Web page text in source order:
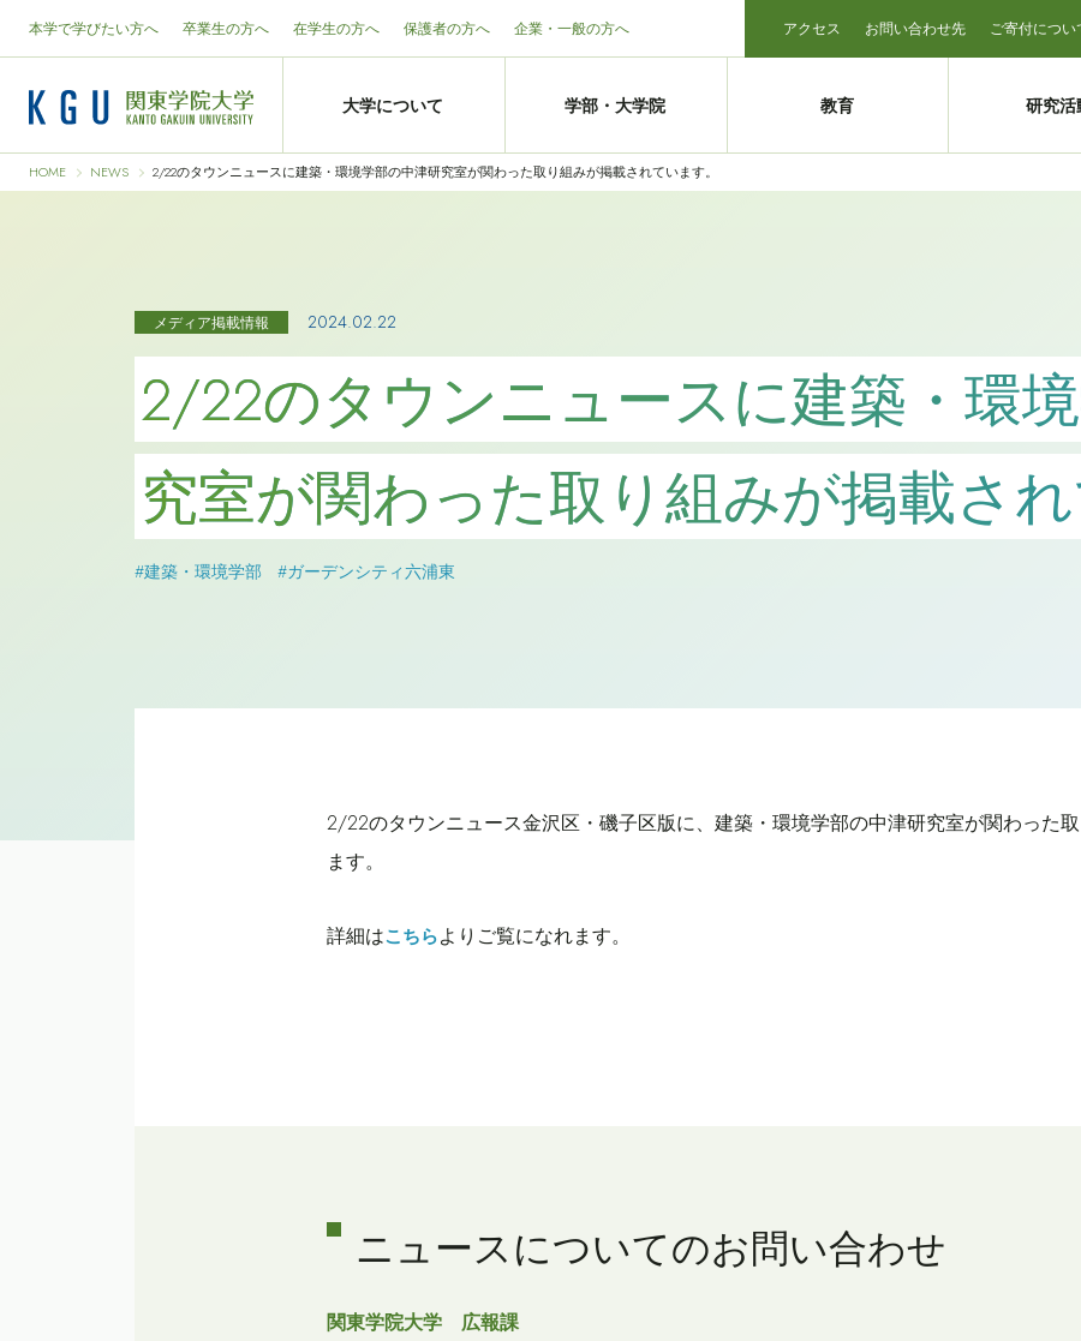
本学で学びたい方へ 卒業生の方へ 在学生の方へ 保護者の方へ 企業・一般の方へ アクセス お問い合わせ先 ご寄付につい
大学について 学部・大学院 教育 研究活
HOME NEWS 2/22のタウンニュースに建築・環境学部の中津研究室が関わった取り組みが掲載されています。
メディア掲載情報 2024.02.22
2/22のタウンニュースに建築・環
究室が関わった取り組みが掲載され
#建築・環境学部 #ガーデンシティ六浦東
2/22のタウンニュース金沢区・磯子区版に、建築・環境学部の中津研究室が関わった
ます。
詳細はこちらよりご覧になれます。
ニュースについてのお問い合わせ
関東学院大学 広報課